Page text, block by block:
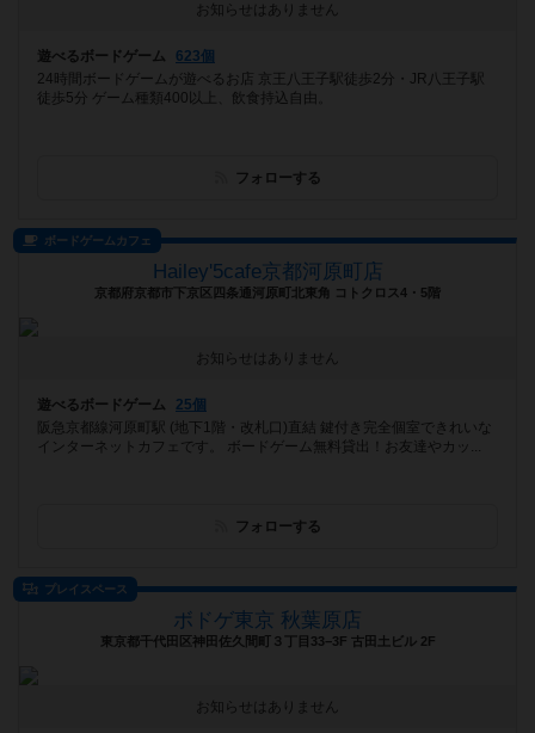
お知らせはありません
遊べるボードゲーム
623個
24時間ボードゲームが遊べるお店 京王八王子駅徒歩2分・JR八王子駅
徒歩5分 ゲーム種類400以上、飲食持込自由。
フォローする
ボードゲームカフェ
Hailey'5cafe京都河原町店
京都府京都市下京区四条通河原町北東角 コトクロス4・5階
お知らせはありません
遊べるボードゲーム
25個
阪急京都線河原町駅 (地下1階・改札口)直結 鍵付き完全個室できれいな
インターネットカフェです。 ボードゲーム無料貸出！お友達やカッ...
フォローする
プレイスペース
ボドゲ東京 秋葉原店
東京都千代田区神田佐久間町３丁目33−3F 古田土ビル 2F
お知らせはありません